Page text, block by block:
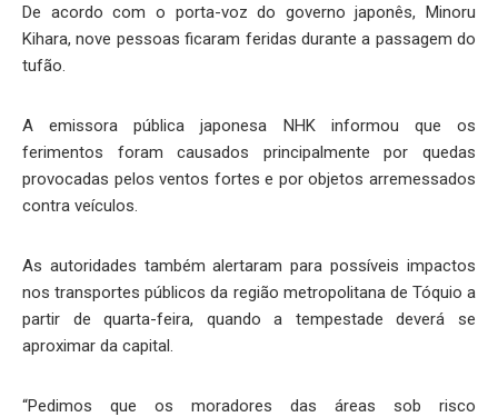
De acordo com o porta-voz do governo japonês, Minoru
Kihara, nove pessoas ficaram feridas durante a passagem do
tufão.
A emissora pública japonesa NHK informou que os
ferimentos foram causados principalmente por quedas
provocadas pelos ventos fortes e por objetos arremessados
contra veículos.
As autoridades também alertaram para possíveis impactos
nos transportes públicos da região metropolitana de Tóquio a
partir de quarta-feira, quando a tempestade deverá se
aproximar da capital.
“Pedimos que os moradores das áreas sob risco